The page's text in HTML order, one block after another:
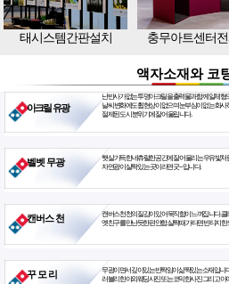
태시스템간판설치 충무아트센터
액자소재와 코
아크릴 유광
난반사가 없는 투명아크릴을 출력물과 함께 일체형
날씨 변화에도 휨현상이 없으며 눈부심이 없는 화사
절제된 도시 분위기에 잘 어울립니다.
벨벳 무광
햇살 가득한 네츄럴한 공간에 잘 어울리는 우유빛처
자연광이 살짝 있는 곳이라면 굿~ 입니다.
캔버스 천
캔버스천 천의 질감이 있어 묵직함이 느껴집니다.
옛친구를 만난듯한 편안함. 살짝 때가 타면 빈티지한
꾸 모 리
무광이면서 깊이있는 반짝임이 삶짝있는 소재입니
러블리한 야외웨딩사진 또는 코믹한사진 그리고 아